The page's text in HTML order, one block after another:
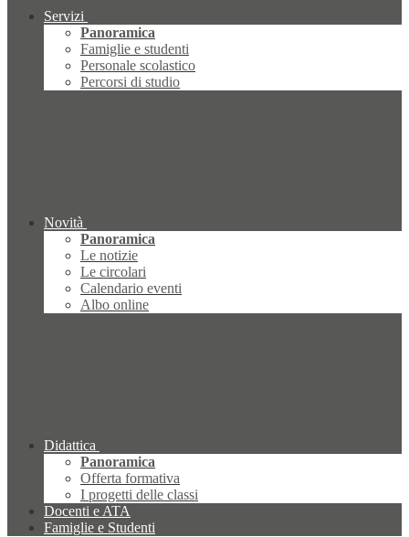
Servizi
Panoramica
Famiglie e studenti
Personale scolastico
Percorsi di studio
Novità
Panoramica
Le notizie
Le circolari
Calendario eventi
Albo online
Didattica
Panoramica
Offerta formativa
I progetti delle classi
Docenti e ATA
Famiglie e Studenti